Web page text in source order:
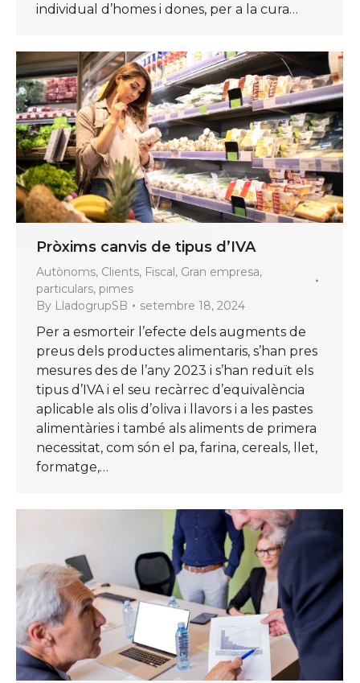
individual d’homes i dones, per a la cura…
Pròxims canvis de tipus d’IVA
Autònoms, Clients, Fiscal, Gran empresa,
particulars, pimes
By LladogrupSB setembre 18, 2024
Per a esmorteir l’efecte dels augments de
preus dels productes alimentaris, s’han pres
mesures des de l’any 2023 i s’han reduït els
tipus d’IVA i el seu recàrrec d’equivalència
aplicable als olis d’oliva i llavors i a les pastes
alimentàries i també als aliments de primera
necessitat, com són el pa, farina, cereals, llet,
formatge,…